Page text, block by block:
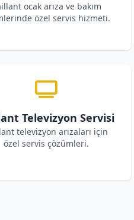
ocak arıza ve bakım
özel servis hizmeti.
Televizyon Servisi
televizyon arızaları için
özel servis çözümleri.